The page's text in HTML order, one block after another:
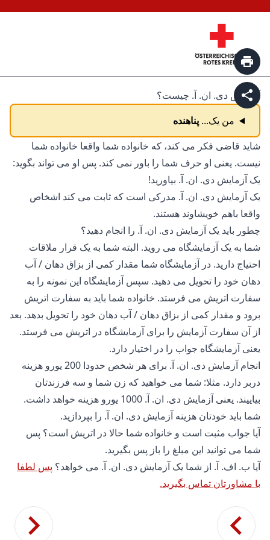
آزمایش دی. ان. آ. چیست؟
من یک... پناهنده
شاید قاضی فکر می کند، که خانواده شما واقعا خانواده شما
نیست. یعنی او حرف شما را باور نمی کند. پس او می تواند بگوید:
یک آزمایش دی. ان. آ. بیاورید!
یک آزمایش دی. ان. آ. مدرکی است که ثابت می کند اشخاص
واقعا باهم خویشاوند هستند.
چطور باید یک آزمایش دی. ان. آ. را انجام دهید؟
شما به یک آزمایشگاه می روید. البته شما به یک قرار ملاقات
احتیاج دارید. در آزمایشگاه شما مقدار کمی از بزاق دهان / آب
دهان خود را تحویل می دهید. سپس آزمایشگاه این نمونه را به
سفارت اتریش می فرستد. خانواده شما باید به سفارت اتریش
برود و مقدار کمی از بزاق دهان / آب دهان خود را تحویل بدهد. بعد
از آن سفارت آزمایش را برای آزمایشگاه در اتریش می فرستد.
یعنی آزمایشگاه جواب را در اختیار دارد.
انجام آزمایش دی. ان. آ. برای هر شخص حدودا 200 یورو هزینه
دربر دارد. مثلا: شما می خواهید که زن شما و سه فرزندتان
بیاییند. یعنی آزمایش دی. ان. آ. 1000 یورو هزینه خواهد داشت.
شما باید خودتان هزینه آزمایش دی. ان. آ. را بپردازید.
آیا جواب مثبت است و خانواده شما حالا در اتریش است؟ پس
شما می توانید این مبلغ را باز پس بگیرید.
آیا ب. اف. آ. از شما یک آزمایش دی. ان. آ. می خواهد؟ پس لطفا
با مشاورتان تماس بگیرید.
print page
share page